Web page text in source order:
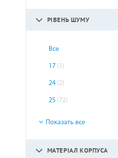
РІВЕНЬ ШУМУ
Все
17 (1)
24 (2)
25 (72)
Показать все
МАТЕРІАЛ КОРПУСА